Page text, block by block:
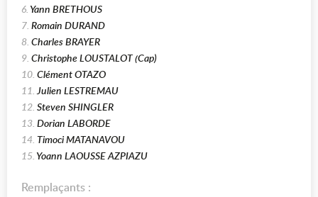
6.Yann BRETHOUS
7. Romain DURAND
8. Charles BRAYER
9. Christophe LOUSTALOT (Cap)
10. Clément OTAZO
11.Julien LESTREMAU
12. Steven SHINGLER
13. Dorian LABORDE
14. Timoci MATANAVOU
15.Yoann LAOUSSE AZPIAZU
Remplaçants :